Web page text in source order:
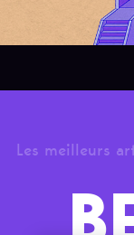
Les meilleurs